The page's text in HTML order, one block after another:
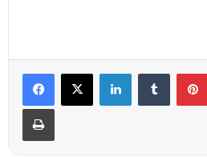
LinkedinTumblr
Imprimer